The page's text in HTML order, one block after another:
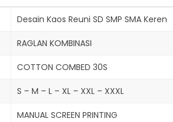
Desain Kaos Reuni SD SMP SMA Keren
RAGLAN KOMBINASI
COTTON COMBED 30S
S – M – L – XL – XXL – XXXL
MANUAL SCREEN PRINTING